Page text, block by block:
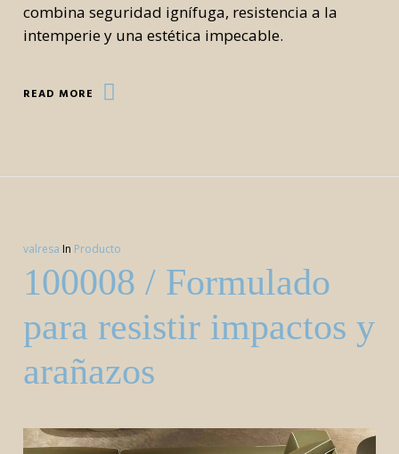
combina seguridad ignífuga, resistencia a la
intemperie y una estética impecable.
READ MORE
valresa In Producto
100008 / Formulado
para resistir impactos y
arañazos